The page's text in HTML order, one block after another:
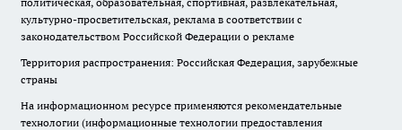
культурно-просветительская, реклама в соответствии с
законодательством Российской Федерации о рекламе
Территория распространения: Российская Федерация, зарубежные
страны
На информационном ресурсе применяются рекомендательные
технологии (информационные технологии предоставления